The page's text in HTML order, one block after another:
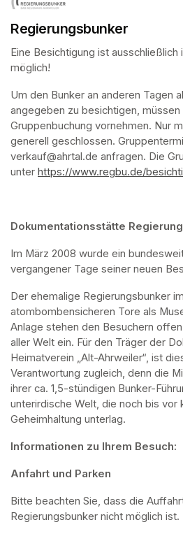
Regierungsbunker
Eine Besichtigung ist ausschließlich
möglich!
Um den Bunker an anderen Tagen
angegeben zu besichtigen, müssen
Gruppenbuchung vornehmen. Nur
generell geschlossen.
verkauf@ahrtal.de anfragen. Die
unter https://www.regbu.de/
Dokumentationsstätte
Im März 2008 wurde ein
vergangener Tage seiner neuen
Der ehemalige Regierungsbunker
atombombensicheren Tore als
Anlage stehen den Besuchern
aller Welt ein. Für den Träger der
Heimatverein „Alt-Ahrweiler“, ist
Verantwortung zugleich, denn die
ihrer ca. 1,5-stündigen Bunker-
unterirdische Welt, die noch bis vor
Geheimhaltung unterlag.
Informationen zu Ihrem Besuch:
Anfahrt und Parken
Bitte beachten Sie, dass die
Regierungsbunker nicht möglich ist.